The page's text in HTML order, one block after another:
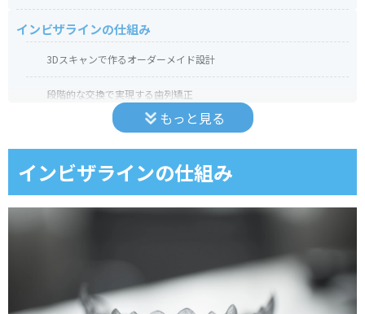
インビザラインの仕組み
3Dスキャンで作るオーダーメイド設計
段階的な交換で実現する歯列矯正
治療計画のシミュレーション
歯が動くメカニズム
歯根膜への適切な圧力
歯の動きをサポート
もっと見る
インビザラインの仕組み